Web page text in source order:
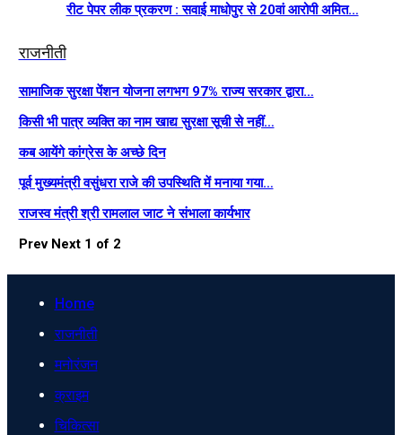
रीट पेपर लीक प्रकरण : सवाई माधोपुर से 20वां आरोपी अमित…
राजनीती
सामाजिक सुरक्षा पेंशन योजना लगभग 97% राज्य सरकार द्वारा…
किसी भी पात्र व्यक्ति का नाम खाद्य सुरक्षा सूची से नहीं…
कब आयेंगे कांग्रेस के अच्छे दिन
पूर्व मुख्यमंत्री वसुंधरा राजे की उपस्थिति में मनाया गया…
राजस्व मंत्री श्री रामलाल जाट ने संभाला कार्यभार
Prev Next 1 of 2
Home
राजनीती
मनोरंजन
क्राइम
चिकित्सा